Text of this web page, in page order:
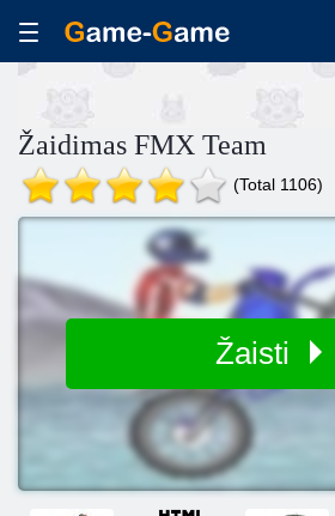
Žaidimas FMX Team
(Total 1106)
Žaisti